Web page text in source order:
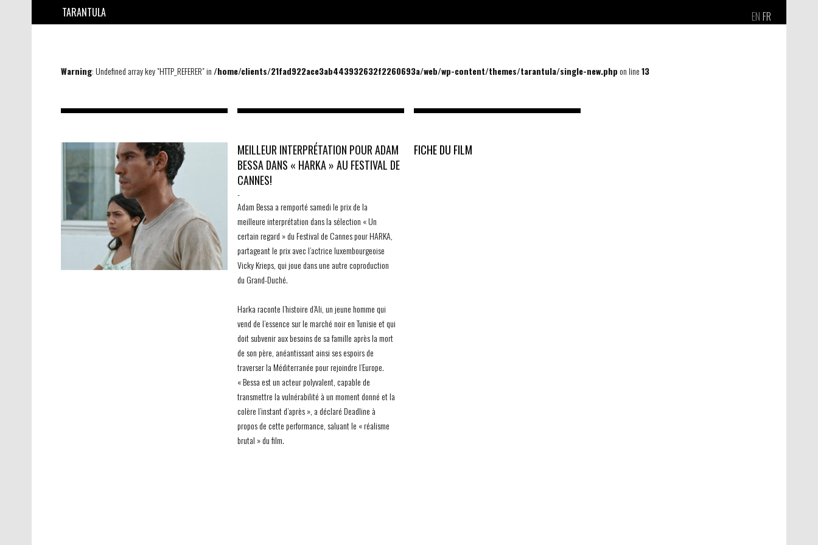
EN FR
TARANTULA
Warning: Undefined array key "HTTP_REFERER" in /home/clients/21fad922ace3ab443932632f2260693a/web/wp-content/themes/tarantula/single-new.phpon line13
MEILLEUR INTERPRÉTATION POUR ADAM
BESSA DANS « HARKA » AU FESTIVAL DE
CANNES!
-
Adam Bessa a remporté samedi le prix de la
meilleure interprétation dans la sélection « Un
certain regard » du Festival de Cannes pour HARKA,
partageant le prix avec l’actrice luxembourgeoise
Vicky Krieps, qui joue dans une autre coproduction
du Grand-Duché.
Harka raconte l’histoire d’Ali, un jeune homme qui
vend de l’essence sur le marché noir en Tunisie et qui
doit subvenir aux besoins de sa famille après la mort
de son père, anéantissant ainsi ses espoirs de
traverser la Méditerranée pour rejoindre l’Europe.
« Bessa est un acteur polyvalent, capable de
transmettre la vulnérabilité à un moment donné et la
colère l’instant d’après », a déclaré Deadline à
propos de cette performance, saluant le « réalisme
brutal » du film.
FICHE DU FILM